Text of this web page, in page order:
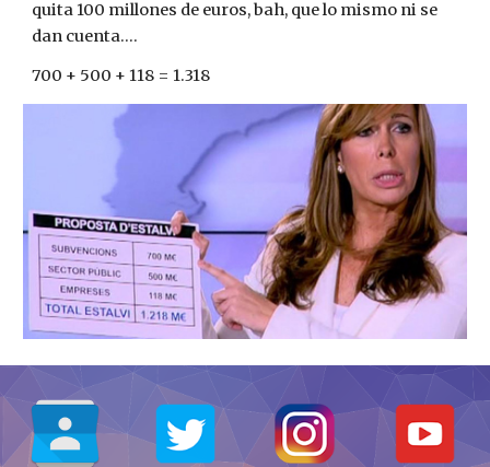
quita 100 millones de euros, bah, que lo mismo ni se
dan cuenta....
700 + 500 + 118 = 1.318